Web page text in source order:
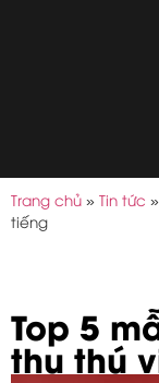
Trang chủ » Tin tức »
tiếng
Top 5
thu thú